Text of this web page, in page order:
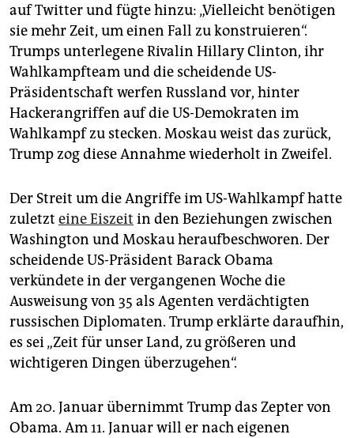
auf Twitter und fügte hinzu: „Vielleicht benötigen
sie mehr Zeit, um einen Fall zu konstruieren“.
Trumps unterlegene Rivalin Hillary Clinton, ihr
Wahlkampfteam und die scheidende US-
Präsidentschaft werfen Russland vor, hinter
Hackerangriffen auf die US-Demokraten im
Wahlkampf zu stecken. Moskau weist das zurück,
Trump zog diese Annahme wiederholt in Zweifel.
Der Streit um die Angriffe im US-Wahlkampf hatte
zuletzt eine Eiszeit in den Beziehungen zwischen
Washington und Moskau heraufbeschworen. Der
scheidende US-Präsident Barack Obama
verkündete in der vergangenen Woche die
Ausweisung von 35 als Agenten verdächtigten
russischen Diplomaten. Trump erklärte daraufhin,
es sei „Zeit für unser Land, zu größeren und
wichtigeren Dingen überzugehen“.
Am 20. Januar übernimmt Trump das Zepter von
Obama. Am 11. Januar will er nach eigenen